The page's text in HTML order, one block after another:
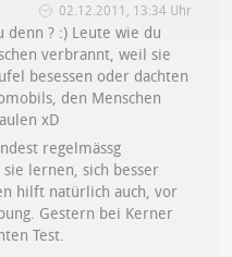
02.12.2011, 13:34 Uhr
denn ? :) Leute wie du
verbrannt, weil sie
besessen oder dachten
den Menschen
xD
regelmässg
lernen, sich besser
hilft natürlich auch, vor
Gestern bei Kerner
Test.